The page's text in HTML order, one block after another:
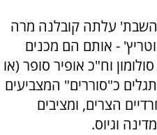
השבת' עלתה קובלנה מרה
- אותם הם מכנים
וח"כ אופיר סופר (או
כ"סוררים" המצביעים
הצרים, ומציבים
וגיוס.